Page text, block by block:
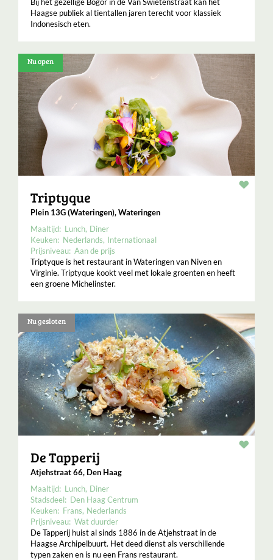
Haagse publiek al tientallen jaren terecht voor klassiek
Indonesisch eten.
Nu open
Triptyque
Plein 13G (Wateringen), Wateringen
Maaltijd: Lunch Diner
Keuken: Nederlands Internationaal
Prijsniveau: Aan de prijs
Triptyque is het restaurant in Wateringen van Niven en
Virginie. Triptyque kookt veel met lokale groenten en heeft
een groene Michelinster.
Nu gesloten
De Tapperij
Atjehstraat 66, Den Haag
Maaltijd: Lunch Diner
Stadsdeel: Den Haag Centrum
Keuken: Frans Nederlands
Prijsniveau: Wat duurder
De Tapperij huist al sinds 1886 in de Atjehstraat in de
Haagse Archipelbuurt. Het deed dienst als verschillende
typen zaken en is nu een Frans restaurant.